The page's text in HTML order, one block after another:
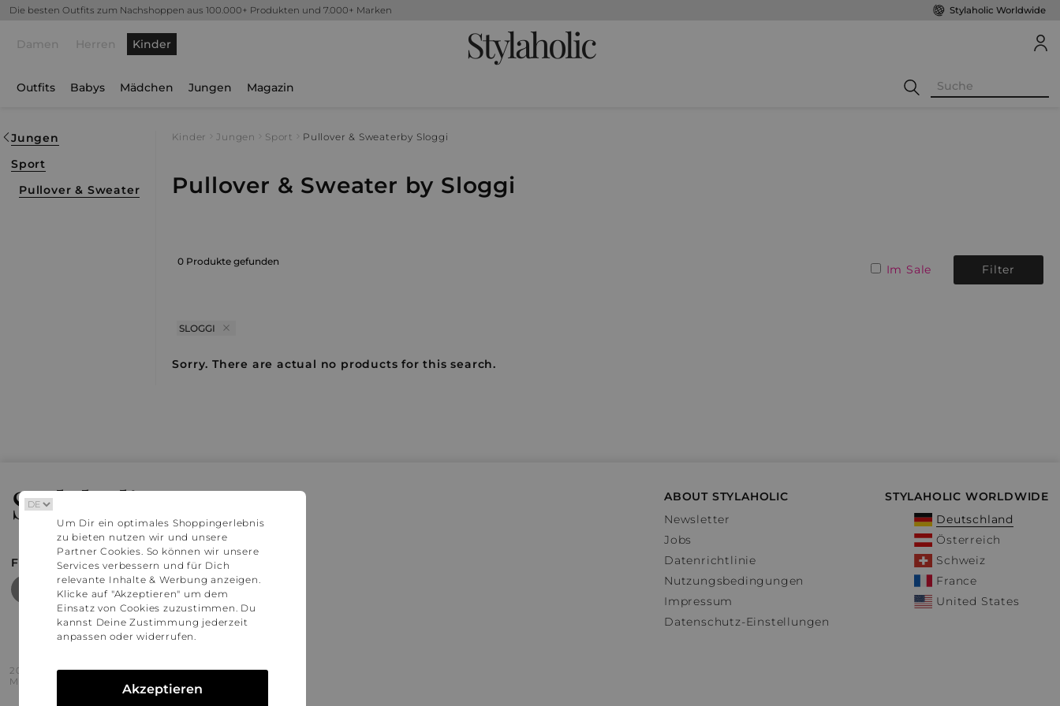
Die besten Outfits zum Nachshoppen aus 100.000+ Produkten und 7.000+ Marken Stylaholic Worldwide
Damen Herren Kinder Stylaholic
Outfits Babys Mädchen Jungen Magazin
Jungen
Sport
Pullover & Sweater
Kinder Jungen Sport Pullover & Sweaterby Sloggi
Pullover & Sweater by Sloggi
0 Produkte gefunden
Im Sale Filter
SLOGGI
Sorry. There are actual no products for this search.
Stylaholic
FIND MORE INSPIRATION
ABOUT STYLAHOLIC
Newsletter
Jobs
Datenrichtlinie
Nutzungsbedingungen
Impressum
Datenschutz-Einstellungen
STYLAHOLIC WORLDWIDE
Deutschland
Österreich
Schweiz
France
United States
2016 - 2026 © Stylaholic.
Made for you with love in munich.
Um Dir ein optimales Shoppingerlebnis
zu bieten nutzen wir und unsere
Partner Cookies. So können wir unsere
Services verbessern und für Dich
relevante Inhalte & Werbung anzeigen.
Klicke auf "Akzeptieren" um dem
Einsatz von Cookies zuzustimmen. Du
kannst Deine Zustimmung jederzeit
anpassen oder widerrufen.
Akzeptieren